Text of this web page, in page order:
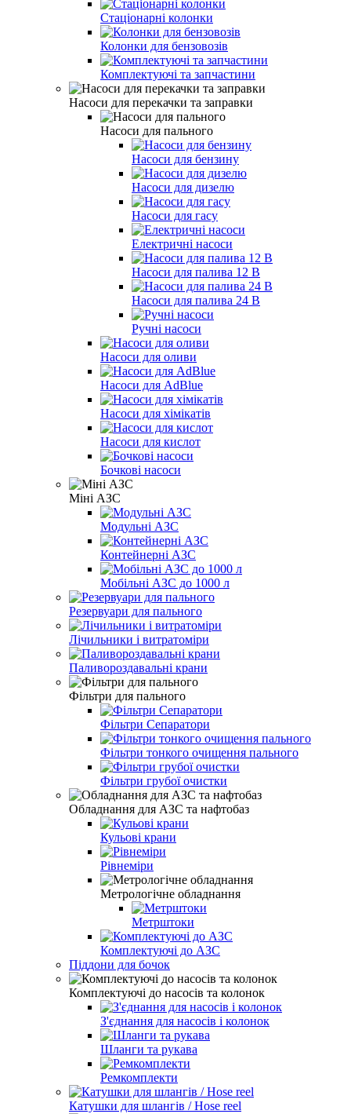
Стаціонарні колонки
Колонки для бензовозів
Комплектуючі та запчастини
Насоси для перекачки та заправки
Насоси для пального
Насоси для бензину
Насоси для дизелю
Насоси для гасу
Електричні насоси
Насоси для палива 12 В
Насоси для палива 24 В
Ручні насоси
Насоси для оливи
Насоси для AdBlue
Насоси для хімікатів
Насоси для кислот
Бочкові насоси
Міні АЗС
Модульні АЗС
Контейнерні АЗС
Мобільні АЗС до 1000 л
Резервуари для пального
Лічильники і витратоміри
Паливороздавальні крани
Фільтри для пального
Фільтри Сепаратори
Фільтри тонкого очищення пального
Фільтри грубої очистки
Обладнання для АЗС та нафтобаз
Кульові крани
Рівнеміри
Метрологічне обладнання
Метрштоки
Комплектуючі до АЗС
Піддони для бочок
Комплектуючі до насосів та колонок
З'єднання для насосів і колонок
Шланги та рукава
Ремкомплекти
Катушки для шлангів / Hose reel